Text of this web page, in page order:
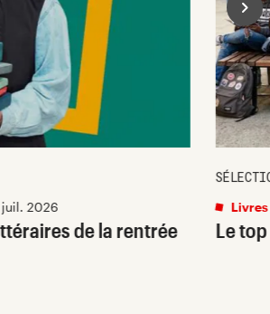
de la rentrée
2026
Le
Livres